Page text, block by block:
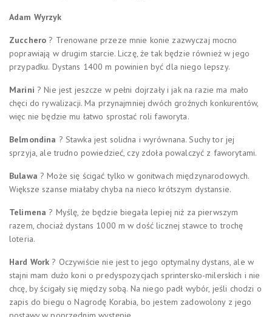
Adam Wyrzyk
Zucchero ? Trenowane przeze mnie konie zazwyczaj mocno
poprawiają w drugim starcie. Liczę, że tak będzie również w jego
przypadku. Dystans 1400 m powinien być dla niego lepszy.
Marini ? Nie jest jeszcze w pełni dojrzały i jak na razie ma mało
chęci do rywalizacji. Ma przynajmniej dwóch groźnych konkurentów,
więc nie będzie mu łatwo sprostać roli faworyta.
Belmondina ? Stawka jest solidna i wyrównana. Suchy tor jej
sprzyja, ale trudno powiedzieć, czy zdoła powalczyć z faworytami.
Bulawa ? Może się ścigać tylko w gonitwach międzynarodowych.
Większe szanse miałaby chyba na nieco krótszym dystansie.
Telimena ? Myślę, że będzie biegała lepiej niż za pierwszym
razem, chociaż dystans 1000 m w dość licznej stawce to trochę
loteria.
Hard Work ? Oczywiście nie jest to jego optymalny dystans, ale w
stajni mam dużo koni o predyspozycjach sprintersko-milerskich i nie
chcę, by ścigały się między sobą. Na niego padł wybór, jeśli chodzi o
zapis do biegu o Nagrodę Korabia, bo jestem zadowolony z jego